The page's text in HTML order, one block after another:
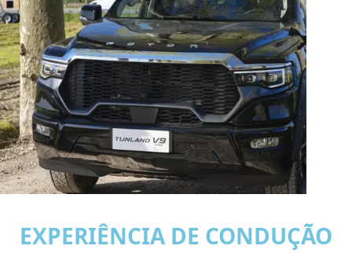
EXPERIÊNCIA DE CONDUÇÃO